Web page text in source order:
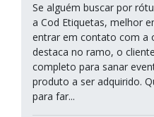
Se alguém buscar por
a Cod Etiquetas, melhor
entrar em contato com a
destaca no ramo, o
completo para sanar
produto a ser adquirido.
para far...